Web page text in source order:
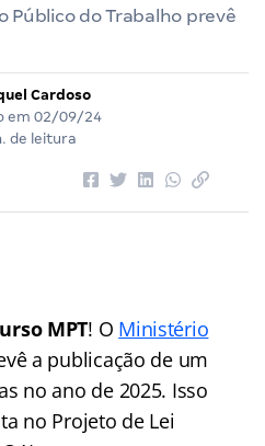
Público do Trabalho prevê
Cardoso
em 02/09/24
de leitura
MPT! O Ministério
a publicação de um
no ano de 2025. Isso
no Projeto de Lei